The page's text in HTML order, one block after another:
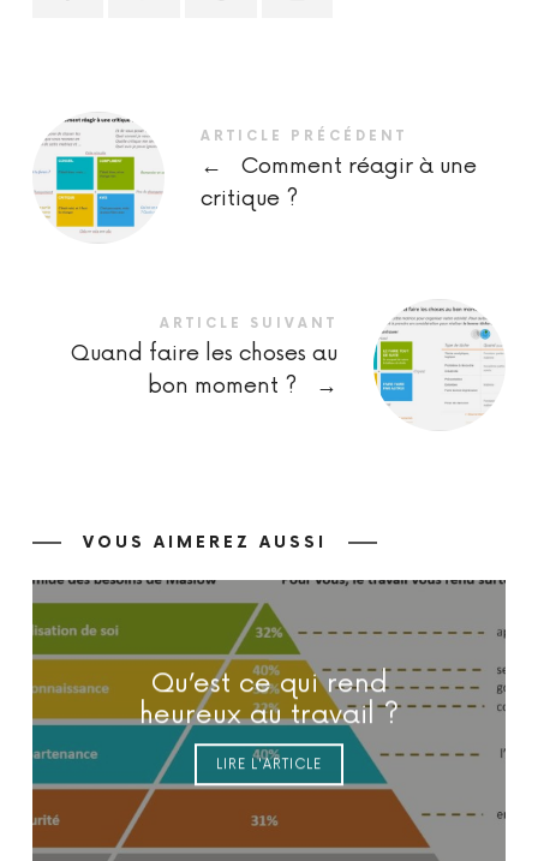
ARTICLE PRÉCÉDENT
←
Comment réagir à une
critique ?
ARTICLE SUIVANT
Quand faire les choses au
bon moment ?
→
VOUS AIMEREZ AUSSI
Qu’est ce qui rend
heureux au travail ?
LIRE L'ARTICLE